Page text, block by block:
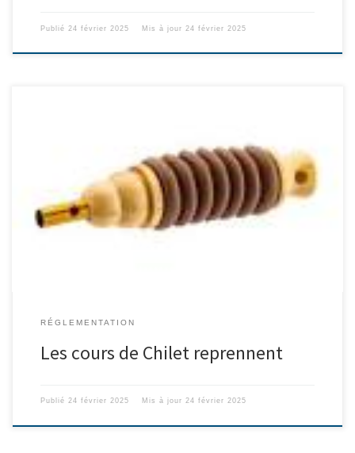
Publié 24 février 2025 Mis à jour 24 février 2025
Reprise des cours de chilet le lundi 10 mars à 18 heures.
Inscriptions auprès du secrétaire général Eric MARIN au 06 50 43 41
76
RÉGLEMENTATION
Les cours de Chilet reprennent
Publié 24 février 2025 Mis à jour 24 février 2025